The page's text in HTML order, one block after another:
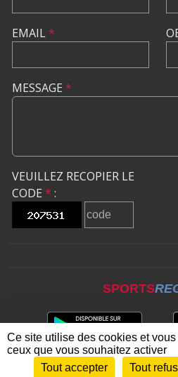
EMAIL*
MESSAGE *
VEUILLEZ RECOPIER LE
CODE * :
SPORTS
Envie de participer ?
Ce site utilise des cookies et
ceux que vous souhaitez activer
Tout accepter
Tout